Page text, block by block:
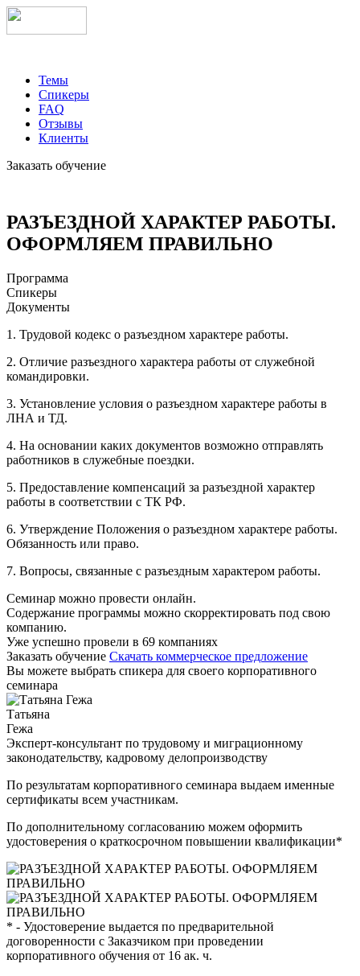
Темы
Спикеры
FAQ
Отзывы
Клиенты
Заказать обучение
РАЗЪЕЗДНОЙ ХАРАКТЕР РАБОТЫ.
ОФОРМЛЯЕМ ПРАВИЛЬНО
Программа
Спикеры
Документы
1. Трудовой кодекс о разъездном характере работы.
2. Отличие разъездного характера работы от служебной
командировки.
3. Установление условия о разъездном характере работы в
ЛНА и ТД.
4. На основании каких документов возможно отправлять
работников в служебные поездки.
5. Предоставление компенсаций за разъездной характер
работы в соответствии с ТК РФ.
6. Утверждение Положения о разъездном характере работы.
Обязанность или право.
7. Вопросы, связанные с разъездным характером работы.
Семинар можно провести онлайн.
Содержание программы можно скорректировать под свою
компанию.
Уже успешно провели в 69 компаниях
Заказать обучение Скачать коммерческое предложение
Вы можете выбрать спикера для своего корпоративного
семинара
Татьяна
Гежа
Эксперт-консультант по трудовому и миграционному
законодательству, кадровому делопроизводству
По результатам корпоративного семинара выдаем именные
сертификаты всем участникам.
По дополнительному согласованию можем оформить
удостоверения о краткосрочном повышении квалификации*
* - Удостоверение выдается по предварительной
договоренности с Заказчиком при проведении
корпоративного обучения от 16 ак. ч.